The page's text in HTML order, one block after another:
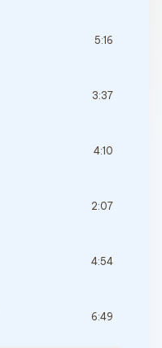
5:16
3:37
4:10
2:07
4:54
6:49